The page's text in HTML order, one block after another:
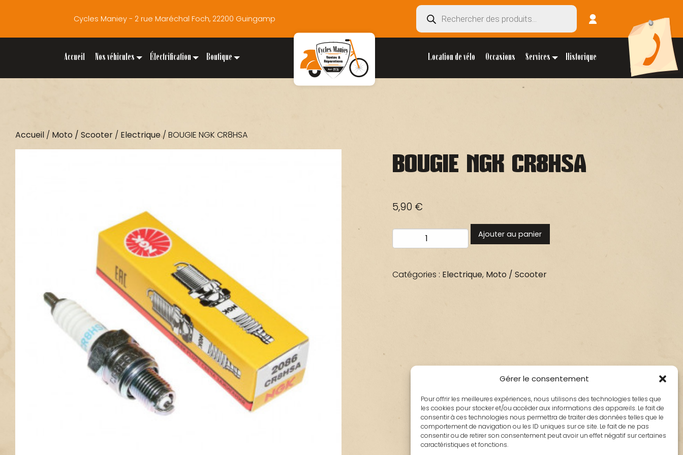
Gérer le consentement
Pour offrir les meilleures expériences, nous utilisons des technologies telles que
les cookies pour stocker et/ou accéder aux informations des appareils. Le fait de
consentir à ces technologies nous permettra de traiter des données telles que le
comportement de navigation ou les ID uniques sur ce site. Le fait de ne pas
consentir ou de retirer son consentement peut avoir un effet négatif sur certaines
caractéristiques et fonctions.
Cycles Maniey - 2 rue Maréchal Foch, 22200 Guingamp
Recherche
produits
Accueil Nos véhicules Électrification Boutique Location de vélo Occasions Services Historique
Accueil / Moto / Scooter / Electrique/ BOUGIE NGK CR8HSA
BOUGIE NGK CR8HSA
5,90 €
de
NGK
Ajouter au panier
Catégories : Electrique, Moto / Scooter